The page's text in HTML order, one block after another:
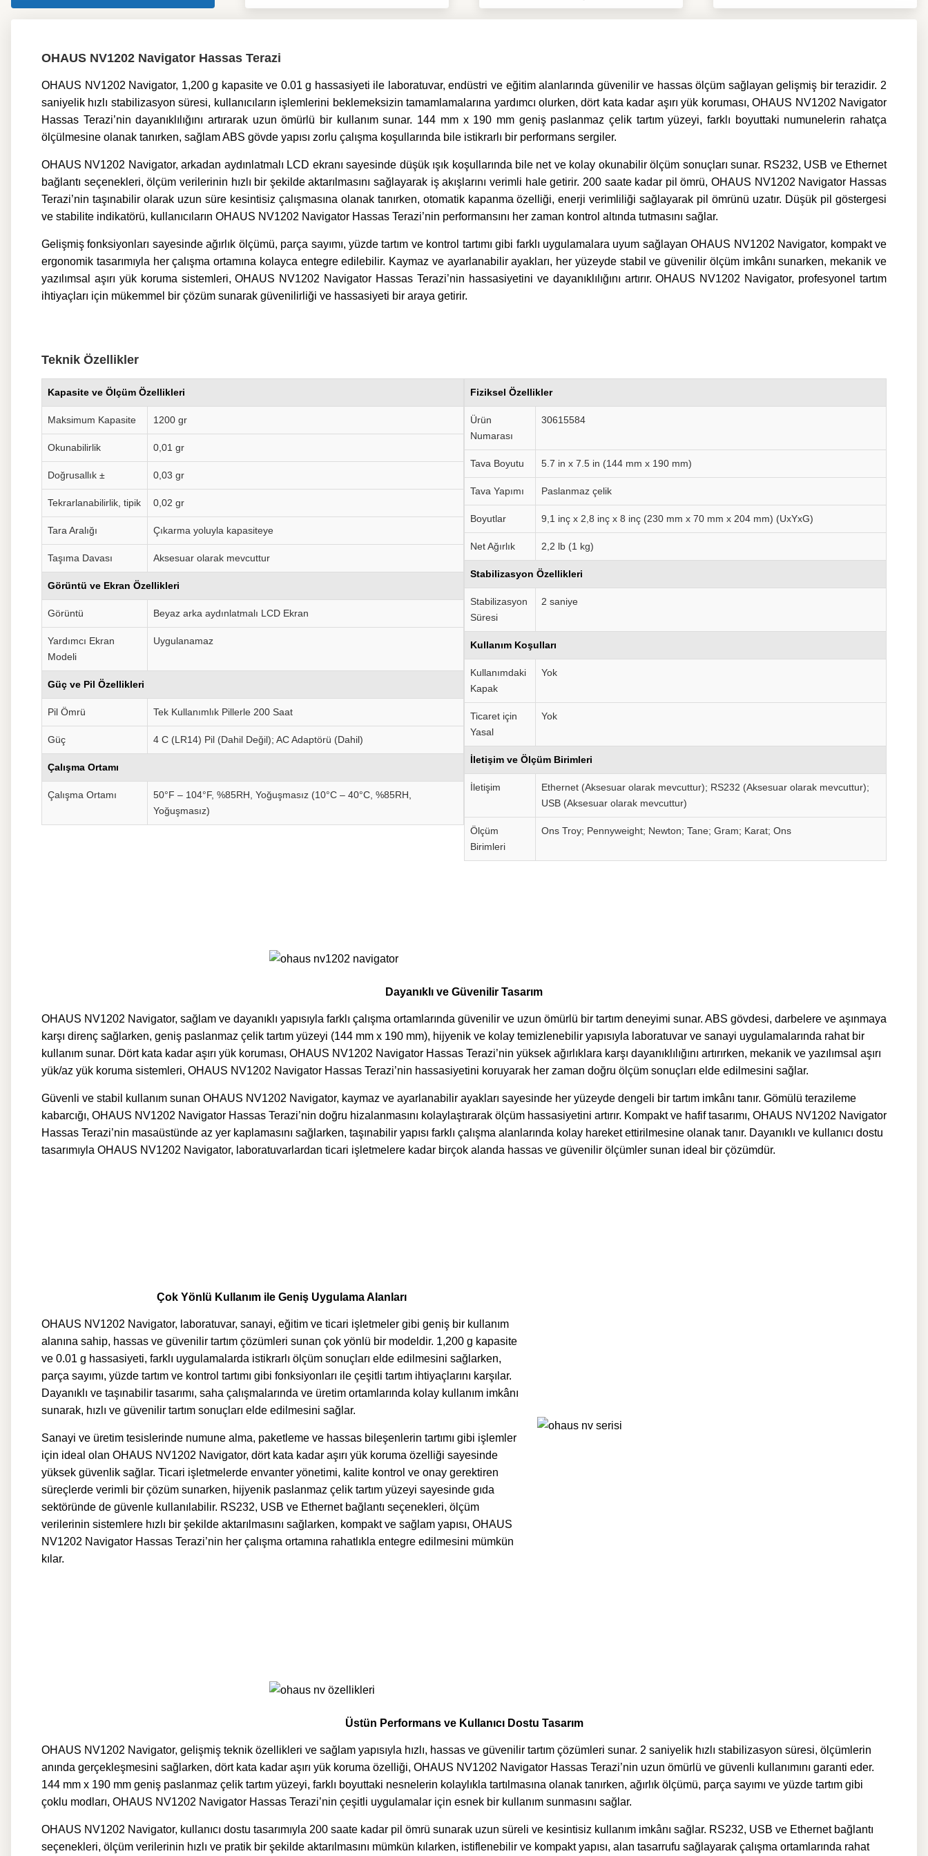
OHAUS NV1202 Navigator Hassas Terazi
OHAUS NV1202 Navigator, 1,200 g kapasite ve 0.01 g hassasiyeti ile laboratuvar, endüstri ve eğitim alanlarında güvenilir ve hassas ölçüm sağlayan gelişmiş bir terazidir. 2
saniyelik hızlı stabilizasyon süresi, kullanıcıların işlemlerini beklemeksizin tamamlamalarına yardımcı olurken, dört kata kadar aşırı yük koruması, OHAUS NV1202 Navigator
Hassas Terazi’nin dayanıklılığını artırarak uzun ömürlü bir kullanım sunar. 144 mm x 190 mm geniş paslanmaz çelik tartım yüzeyi, farklı boyuttaki numunelerin rahatça
ölçülmesine olanak tanırken, sağlam ABS gövde yapısı zorlu çalışma koşullarında bile istikrarlı bir performans sergiler.
OHAUS NV1202 Navigator, arkadan aydınlatmalı LCD ekranı sayesinde düşük ışık koşullarında bile net ve kolay okunabilir ölçüm sonuçları sunar. RS232, USB ve Ethernet
bağlantı seçenekleri, ölçüm verilerinin hızlı bir şekilde aktarılmasını sağlayarak iş akışlarını verimli hale getirir. 200 saate kadar pil ömrü, OHAUS NV1202 Navigator Hassas
Terazi’nin taşınabilir olarak uzun süre kesintisiz çalışmasına olanak tanırken, otomatik kapanma özelliği, enerji verimliliği sağlayarak pil ömrünü uzatır. Düşük pil göstergesi
ve stabilite indikatörü, kullanıcıların OHAUS NV1202 Navigator Hassas Terazi’nin performansını her zaman kontrol altında tutmasını sağlar.
Gelişmiş fonksiyonları sayesinde ağırlık ölçümü, parça sayımı, yüzde tartım ve kontrol tartımı gibi farklı uygulamalara uyum sağlayan OHAUS NV1202 Navigator, kompakt ve
ergonomik tasarımıyla her çalışma ortamına kolayca entegre edilebilir. Kaymaz ve ayarlanabilir ayakları, her yüzeyde stabil ve güvenilir ölçüm imkânı sunarken, mekanik ve
yazılımsal aşırı yük koruma sistemleri, OHAUS NV1202 Navigator Hassas Terazi’nin hassasiyetini ve dayanıklılığını artırır. OHAUS NV1202 Navigator, profesyonel tartım
ihtiyaçları için mükemmel bir çözüm sunarak güvenilirliği ve hassasiyeti bir araya getirir.
Teknik Özellikler
Kapasite ve Ölçüm Özellikleri
Maksimum Kapasite 1200 gr
Okunabilirlik 0,01 gr
Doğrusallık ± 0,03 gr
Tekrarlanabilirlik, tipik 0,02 gr
Tara Aralığı Çıkarma yoluyla kapasiteye
Taşıma Davası Aksesuar olarak mevcuttur
Görüntü ve Ekran Özellikleri
Görüntü Beyaz arka aydınlatmalı LCD Ekran
Yardımcı Ekran
Modeli
Uygulanamaz
Güç ve Pil Özellikleri
Pil Ömrü Tek Kullanımlık Pillerle 200 Saat
Güç 4 C (LR14) Pil (Dahil Değil); AC Adaptörü (Dahil)
Çalışma Ortamı
Çalışma Ortamı
50°F – 104°F, %85RH, Yoğuşmasız (10°C – 40°C, %85RH,
Yoğuşmasız)
Fiziksel Özellikler
Ürün
Numarası
30615584
Tava Boyutu 5.7 in x 7.5 in (144 mm x 190 mm)
Tava Yapımı Paslanmaz çelik
Boyutlar 9,1 inç x 2,8 inç x 8 inç (230 mm x 70 mm x 204 mm) (UxYxG)
Net Ağırlık 2,2 lb (1 kg)
Stabilizasyon Özellikleri
Stabilizasyon
Süresi
2 saniye
Kullanım Koşulları
Kullanımdaki
Kapak
Yok
Ticaret için
Yasal
Yok
İletişim ve Ölçüm Birimleri
İletişim
Ethernet (Aksesuar olarak mevcuttur); RS232 (Aksesuar olarak mevcuttur);
USB (Aksesuar olarak mevcuttur)
Ölçüm
Birimleri
Ons Troy; Pennyweight; Newton; Tane; Gram; Karat; Ons
Dayanıklı ve Güvenilir Tasarım
OHAUS NV1202 Navigator, sağlam ve dayanıklı yapısıyla farklı çalışma ortamlarında güvenilir ve uzun ömürlü bir tartım deneyimi sunar. ABS gövdesi, darbelere ve aşınmaya
karşı direnç sağlarken, geniş paslanmaz çelik tartım yüzeyi (144 mm x 190 mm), hijyenik ve kolay temizlenebilir yapısıyla laboratuvar ve sanayi uygulamalarında rahat bir
kullanım sunar. Dört kata kadar aşırı yük koruması, OHAUS NV1202 Navigator Hassas Terazi’nin yüksek ağırlıklara karşı dayanıklılığını artırırken, mekanik ve yazılımsal aşırı
yük/az yük koruma sistemleri, OHAUS NV1202 Navigator Hassas Terazi’nin hassasiyetini koruyarak her zaman doğru ölçüm sonuçları elde edilmesini sağlar.
Güvenli ve stabil kullanım sunan OHAUS NV1202 Navigator, kaymaz ve ayarlanabilir ayakları sayesinde her yüzeyde dengeli bir tartım imkânı tanır. Gömülü terazileme
kabarcığı, OHAUS NV1202 Navigator Hassas Terazi’nin doğru hizalanmasını kolaylaştırarak ölçüm hassasiyetini artırır. Kompakt ve hafif tasarımı, OHAUS NV1202 Navigator
Hassas Terazi’nin masaüstünde az yer kaplamasını sağlarken, taşınabilir yapısı farklı çalışma alanlarında kolay hareket ettirilmesine olanak tanır. Dayanıklı ve kullanıcı dostu
tasarımıyla OHAUS NV1202 Navigator, laboratuvarlardan ticari işletmelere kadar birçok alanda hassas ve güvenilir ölçümler sunan ideal bir çözümdür.
Çok Yönlü Kullanım ile Geniş Uygulama Alanları
OHAUS NV1202 Navigator, laboratuvar, sanayi, eğitim ve ticari işletmeler gibi geniş bir kullanım
alanına sahip, hassas ve güvenilir tartım çözümleri sunan çok yönlü bir modeldir. 1,200 g kapasite
ve 0.01 g hassasiyeti, farklı uygulamalarda istikrarlı ölçüm sonuçları elde edilmesini sağlarken,
parça sayımı, yüzde tartım ve kontrol tartımı gibi fonksiyonları ile çeşitli tartım ihtiyaçlarını karşılar.
Dayanıklı ve taşınabilir tasarımı, saha çalışmalarında ve üretim ortamlarında kolay kullanım imkânı
sunarak, hızlı ve güvenilir tartım sonuçları elde edilmesini sağlar.
Sanayi ve üretim tesislerinde numune alma, paketleme ve hassas bileşenlerin tartımı gibi işlemler
için ideal olan OHAUS NV1202 Navigator, dört kata kadar aşırı yük koruma özelliği sayesinde
yüksek güvenlik sağlar. Ticari işletmelerde envanter yönetimi, kalite kontrol ve onay gerektiren
süreçlerde verimli bir çözüm sunarken, hijyenik paslanmaz çelik tartım yüzeyi sayesinde gıda
sektöründe de güvenle kullanılabilir. RS232, USB ve Ethernet bağlantı seçenekleri, ölçüm
verilerinin sistemlere hızlı bir şekilde aktarılmasını sağlarken, kompakt ve sağlam yapısı, OHAUS
NV1202 Navigator Hassas Terazi’nin her çalışma ortamına rahatlıkla entegre edilmesini mümkün
kılar.
Üstün Performans ve Kullanıcı Dostu Tasarım
OHAUS NV1202 Navigator, gelişmiş teknik özellikleri ve sağlam yapısıyla hızlı, hassas ve güvenilir tartım çözümleri sunar. 2 saniyelik hızlı stabilizasyon süresi, ölçümlerin
anında gerçekleşmesini sağlarken, dört kata kadar aşırı yük koruma özelliği, OHAUS NV1202 Navigator Hassas Terazi’nin uzun ömürlü ve güvenli kullanımını garanti eder.
144 mm x 190 mm geniş paslanmaz çelik tartım yüzeyi, farklı boyuttaki nesnelerin kolaylıkla tartılmasına olanak tanırken, ağırlık ölçümü, parça sayımı ve yüzde tartım gibi
çoklu modları, OHAUS NV1202 Navigator Hassas Terazi’nin çeşitli uygulamalar için esnek bir kullanım sunmasını sağlar.
OHAUS NV1202 Navigator, kullanıcı dostu tasarımıyla 200 saate kadar pil ömrü sunarak uzun süreli ve kesintisiz kullanım imkânı sağlar. RS232, USB ve Ethernet bağlantı
seçenekleri, ölçüm verilerinin hızlı ve pratik bir şekilde aktarılmasını mümkün kılarken, istiflenebilir ve kompakt yapısı, alan tasarrufu sağlayarak çalışma ortamlarında rahat